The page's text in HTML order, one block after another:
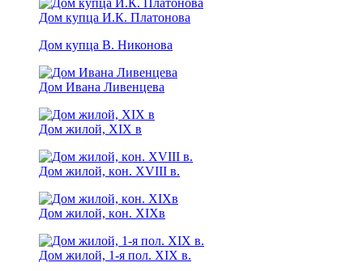
Дом купца И.К. Платонова
Дом купца В. Никонова
Дом Ивана Ливенцева
Дом жилой, ХIХ в
Дом жилой, кoн. XVIII в.
Дом жилой, кoн. XIXв
Дом жилой, 1-я пол. XIX в.